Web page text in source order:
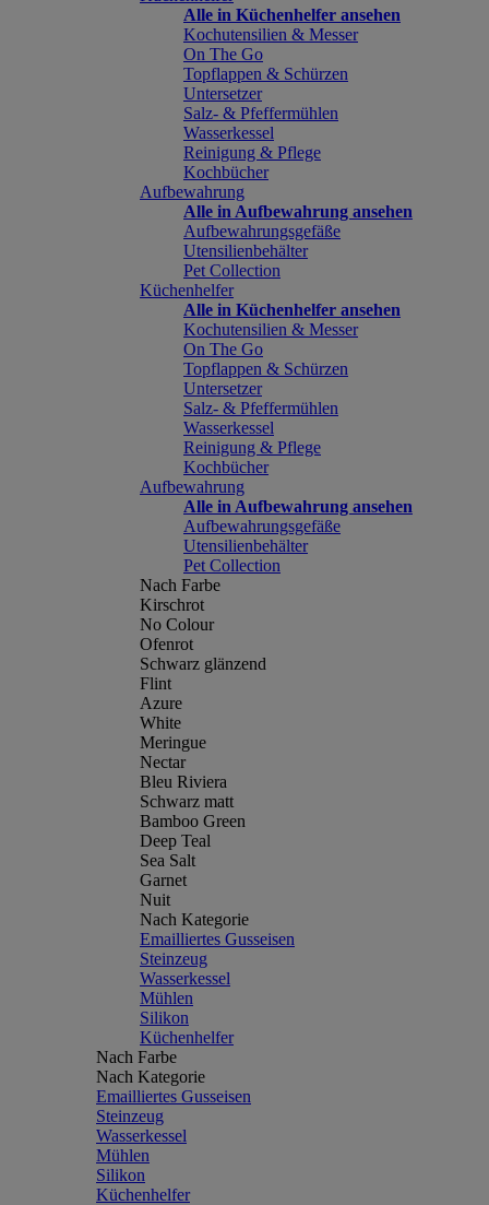
Alle in Küchenhelfer ansehen
Kochutensilien & Messer
On The Go
Topflappen & Schürzen
Untersetzer
Salz- & Pfeffermühlen
Wasserkessel
Reinigung & Pflege
Kochbücher
Aufbewahrung
Alle in Aufbewahrung ansehen
Aufbewahrungsgefäße
Utensilienbehälter
Pet Collection
Küchenhelfer
Alle in Küchenhelfer ansehen
Kochutensilien & Messer
On The Go
Topflappen & Schürzen
Untersetzer
Salz- & Pfeffermühlen
Wasserkessel
Reinigung & Pflege
Kochbücher
Aufbewahrung
Alle in Aufbewahrung ansehen
Aufbewahrungsgefäße
Utensilienbehälter
Pet Collection
Nach Farbe
Kirschrot
No Colour
Ofenrot
Schwarz glänzend
Flint
Azure
White
Meringue
Nectar
Bleu Riviera
Schwarz matt
Bamboo Green
Deep Teal
Sea Salt
Garnet
Nuit
Nach Kategorie
Emailliertes Gusseisen
Steinzeug
Wasserkessel
Mühlen
Silikon
Küchenhelfer
Nach Farbe
Nach Kategorie
Emailliertes Gusseisen
Steinzeug
Wasserkessel
Mühlen
Silikon
Küchenhelfer